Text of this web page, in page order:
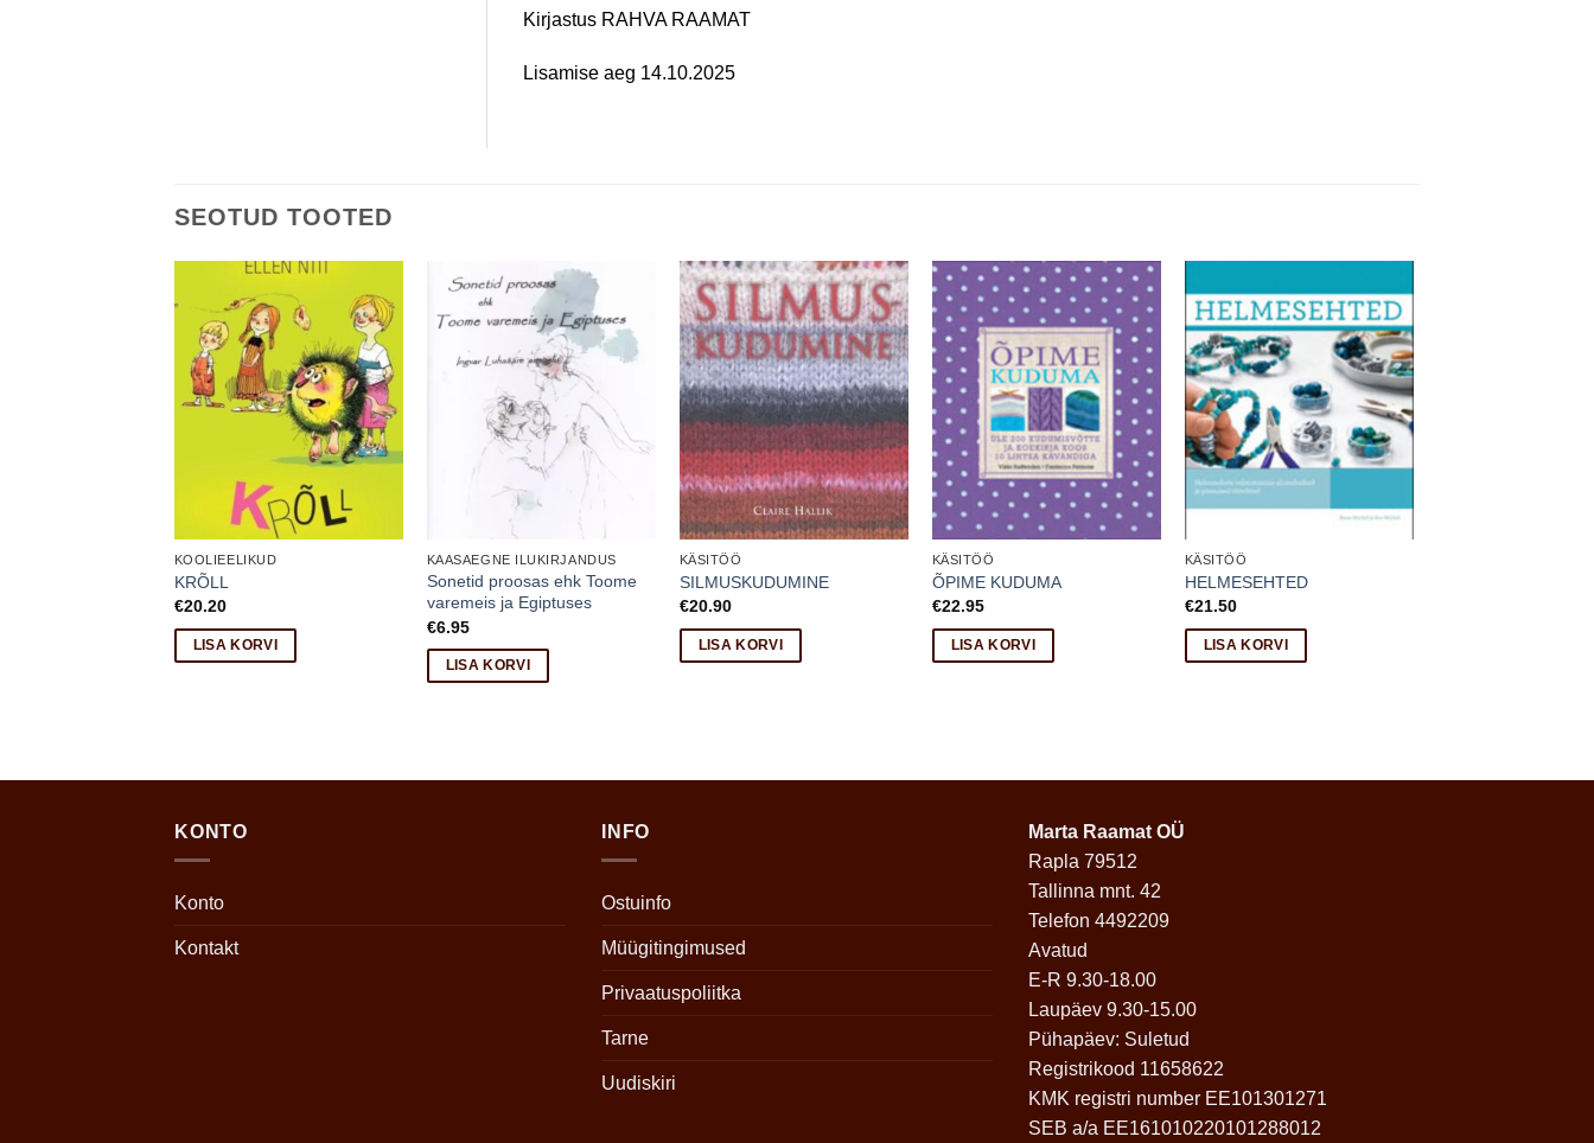
Kirjastus RAHVA RAAMAT
Lisamise aeg 14.10.2025
SEOTUD TOOTED
KOOLIEELIKUD
KRÕLL
€20.20
LISA KORVI
KAASAEGNE ILUKIRJANDUS
Sonetid proosas ehk Toome
varemeis ja Egiptuses
€6.95
LISA KORVI
KÄSITÖÖ
SILMUSKUDUMINE
€20.90
LISA KORVI
KÄSITÖÖ
ÕPIME KUDUMA
€22.95
LISA KORVI
KÄSITÖÖ
HELMESEHTED
€21.50
LISA KORVI
KONTO
Konto
Kontakt
INFO
Ostuinfo
Müügitingimused
Privaatuspoliitka
Tarne
Uudiskiri
Marta Raamat OÜ
Rapla 79512
Tallinna mnt. 42
Telefon 4492209
Avatud
E-R 9.30-18.00
Laupäev 9.30-15.00
Pühapäev: Suletud
Registrikood 11658622
KMK registri number EE101301271
SEB a/a EE161010220101288012